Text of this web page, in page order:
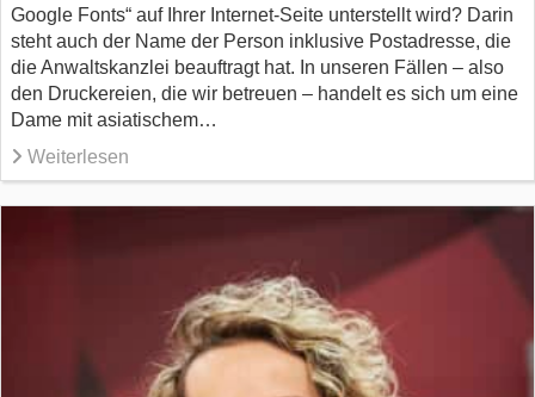
Google Fonts“ auf Ihrer Internet-Seite unterstellt wird? Darin
steht auch der Name der Person inklusive Postadresse, die
die Anwaltskanzlei beauftragt hat. In unseren Fällen – also
den Druckereien, die wir betreuen – handelt es sich um eine
Dame mit asiatischem…
Weiterlesen